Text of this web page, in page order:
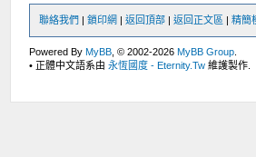
聯絡我們 |鎖印網 |返回頂部 |返回正文區 |精簡
Powered ByMyBB , © 2002-2026MyBB Group
• 正體中文語系由永恆國度 - Eternity.Tw 維護製作.